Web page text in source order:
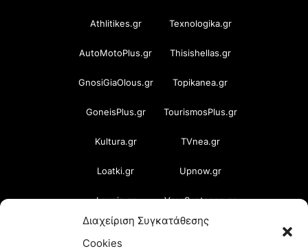
Διαχείριση Συγκατάθεσης
Cookies
Athlitikes.gr Texnologika.gr
AutoMotoPlus.gr Thisishellas.gr
GnosiGiaOlous.gr Topikanea.gr
GoneisPlus.gr TourismosPlus.gr
Kultura.gr TVnea.gr
Loatki.gr Upnow.gr
Loveis.gr VresSyntages.gr
ModernaGynaika.gr Xristianika.gr